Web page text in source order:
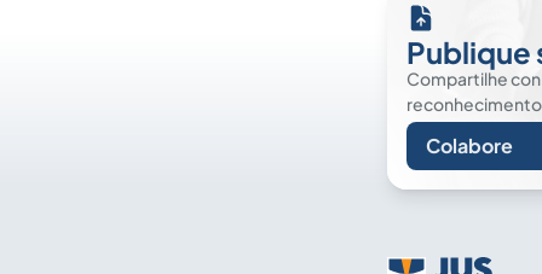
Publique
Compartilhe
Colabore